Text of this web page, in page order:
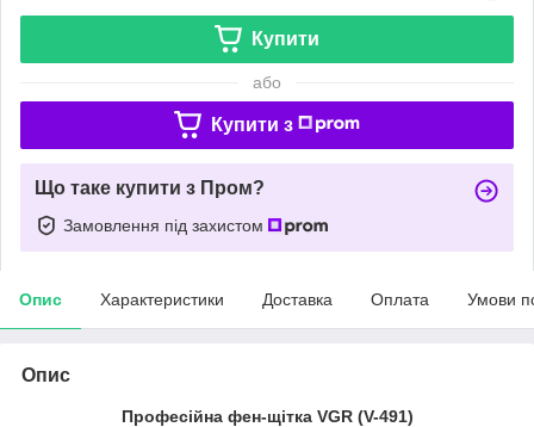
Купити
або
Купити з
Що таке купити з Пром?
Замовлення під захистом
Опис Характеристики Доставка Оплата Умови
Опис
Професійна фен-щітка VGR (V-491)